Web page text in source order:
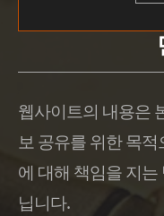
웹사이트의 내용은
보 공유를 위한 목
에 대해 책임을 지
닙니다.